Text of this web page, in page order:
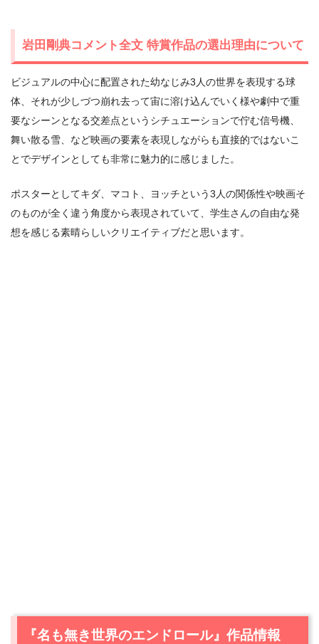
岩田剛典コメント全文 特賞作品の選出理由について
ビジュアルの中心に配置された幼なじみ3人の世界を表現する球
体、それが少しづつ崩れ去って宙に溶け込んでいく様や劇中で重
要なシーンとなる交差点というシチュエーションで佇む信号機、
舞い散る雪、など映画の要素を表現しながらも直接的ではないこ
とでデザインとしても非常に魅力的に感じました。
ポスターとしてキダ、マコト、ヨッチという3人の関係性や映画そ
のものが全く違う角度から表現されていて、学生さんの自由な発
想を感じる素晴らしいクリエイティブだと思います。
『名も無き世界のエンドロール』作品情報